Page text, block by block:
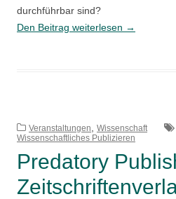
durchführbar sind?
Den Beitrag weiterlesen JoVE
→
Veranstaltungen Wissenschaft
Wissenschaftliches Publizieren
Predatory